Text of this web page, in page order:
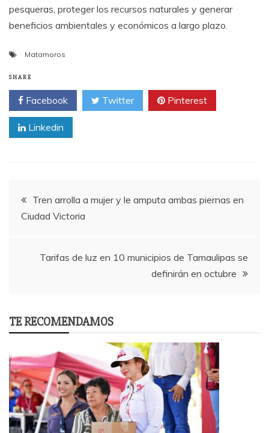
pesqueras, proteger los recursos naturales y generar
beneficios ambientales y económicos a largo plazo.
Matamoros
SHARE
Facebook Twitter Pinterest
Linkedin
PostTren arrolla a mujer y le amputa ambas piernas en
Ciudad Victoria
Tarifas de luz en 10 municipios de Tamaulipas se
definirán en octubre
TE RECOMENDAMOS